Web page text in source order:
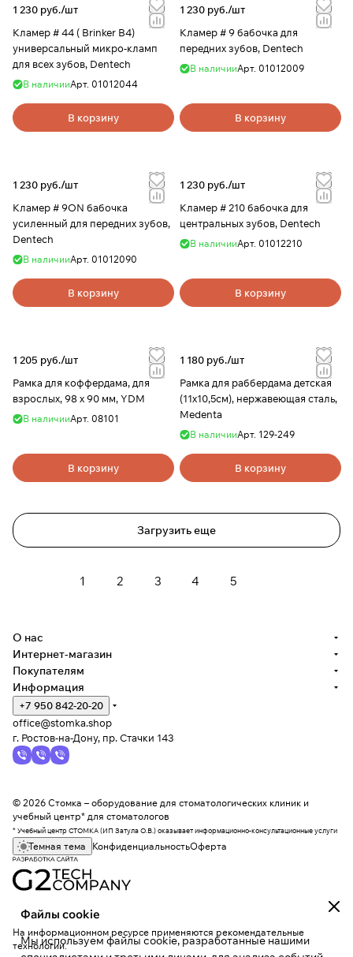
1 230 руб./шт
Кламер # 44 ( Brinker B4)
универсальный микро-кламп
для всех зубов, Dentech
В наличииАрт. 01012044
В корзину
1 230 руб./шт
Кламер # 9 бабочка для
передних зубов, Dentech
В наличииАрт. 01012009
В корзину
1 230 руб./шт
Кламер # 9ON бабочка
усиленный для передних зубов,
Dentech
В наличииАрт. 01012090
В корзину
1 230 руб./шт
Кламер # 210 бабочка для
центральных зубов, Dentech
В наличииАрт. 01012210
В корзину
1 205 руб./шт
Рамка для коффердама, для
взрослых, 98 х 90 мм, YDM
В наличииАрт. 08101
В корзину
1 180 руб./шт
Рамка для раббердама детская
(11х10,5см), нержавеющая сталь,
Medenta
В наличииАрт. 129-249
В корзину
Загрузить еще
1 2 3 4 5
Файлы cookie
Мы используем файлы cookie, разработанные нашими
О нас
Интернет-магазин
Покупателям
Информация
+7 950 842-20-20
office@stomka.shop
г. Ростов-на-Дону, пр. Стачки 143
© 2026 Стомка – оборудование для стоматологических клиник и
учебный центр* для стоматологов
* Учебный центр СТОМКА (ИП Затула О.В.) оказывает информационно-консультационные услуги
Темная тема КонфиденциальностьОферта
На информационном ресурсе применяются рекомендательные
технологии.